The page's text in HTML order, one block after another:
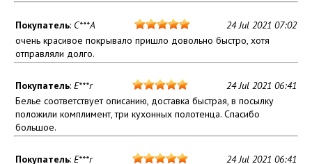
Покупатель: C***A
24 Jul 2021 07:02
очень красивое покрывало пришло довольно быстро, хотя
отправляли долго.
Покупатель: E***r
24 Jul 2021 06:41
Белье соответствует описанию, доставка быстрая, в посылку
положили комплимент, три кухонных полотенца. Спасибо
большое.
Покупатель: E***r
24 Jul 2021 06:41